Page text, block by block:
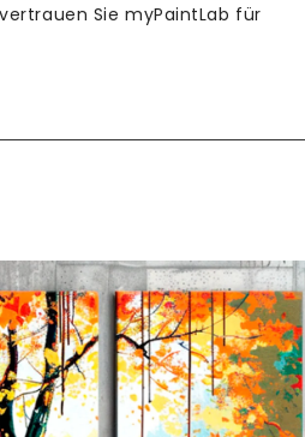
Sie myPaintLab für